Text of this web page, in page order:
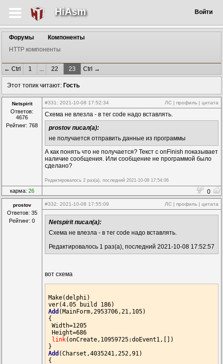
HiAsm Войти
Форумы
Компоненты
HTTP компоненты
← Ctrl 1 ... 22 23 Ctrl →
Этот топик читают: Гость
Netspirit
Ответов:
4676
Рейтинг: 768
#331 : 2021-10-08 17:52:34 ЛС | профиль | цитата
Схема не влезла - в тег code надо вставлять.
prostov писал(а):
не получается отправить данные из программы
А как понять что не получается? Текст с onFinish показывает
наличие сообщения. Или сообщение не программой было
сделано?
Редактировалось 2 раз(а), последний 2021-10-08 17:54:06
карма: 26 0
prostov
Ответов: 35
Рейтинг: 0
#332: 2021-10-08 17:55:09 ЛС | профиль | цитата
Netspirit писал(а):
Схема не влезла - в тег code надо вставлять.
Редактировалось 1 раз(а), последний 2021-10-08 17:52:57
вот схема
Make(delphi)
Add (MainForm,2953706,21,105)
{
Width=1205
Height=686
link(onCreate,10959725:doEvent1,[])
Add (Charset,4035241,252,91)
{